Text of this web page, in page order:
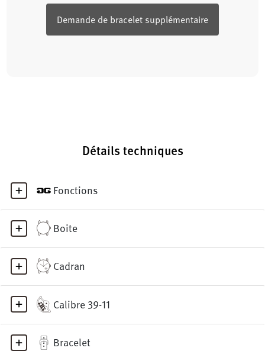
Demande de bracelet supplémentaire
Détails techniques
Fonctions
Boite
Cadran
Calibre 39-11
Bracelet